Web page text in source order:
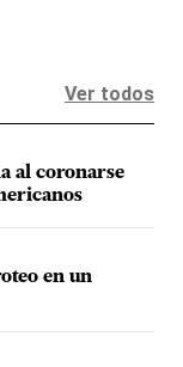
Ver todos
al coronarse
en un